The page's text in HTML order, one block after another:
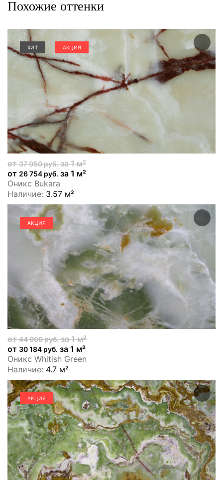
Похожие оттенки
ХИТ АКЦИЯ
от37 050 руб.за 1 м²
от 26 754 руб. за 1 м²
Оникс Bukara
Наличие: 3.57 м²
АКЦИЯ
от44 000 руб.за 1 м²
от 30 184 руб. за 1 м²
Оникс Whitish Green
Наличие: 4.7 м²
АКЦИЯ